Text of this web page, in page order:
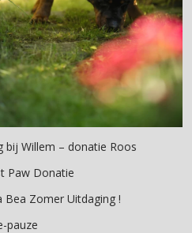
bij Willem – donatie Roos
Paw Donatie
Bea Zomer Uitdaging !
pauze